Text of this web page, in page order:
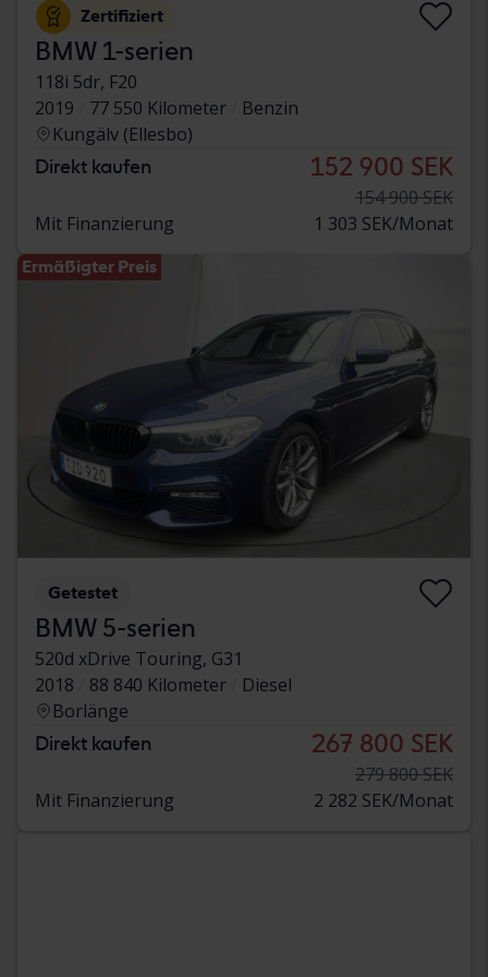
Zertifiziert
BMW 1-serien
118i 5dr, F20
2019
77 550 Kilometer
Benzin
Kungälv (Ellesbo)
Direkt kaufen 152 900 SEK
154 900 SEK
Mit Finanzierung
1 303 SEK/Monat
Ermäßigter Preis
Getestet
BMW 5-serien
520d xDrive Touring, G31
2018
88 840 Kilometer
Diesel
Borlänge
Direkt kaufen 267 800 SEK
279 800 SEK
Mit Finanzierung
2 282 SEK/Monat